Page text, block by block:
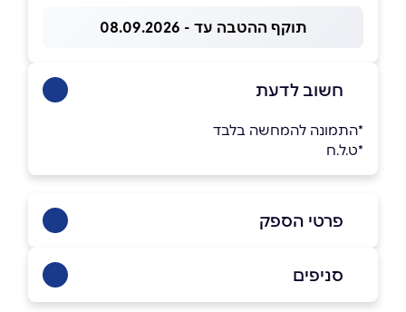
תוקף ההטבה עד - 08.09.2026
חשוב לדעת
*התמונה להמחשה בלבד
*ט.ל.ח
פרטי הספק
באינסטגרם
סניפים